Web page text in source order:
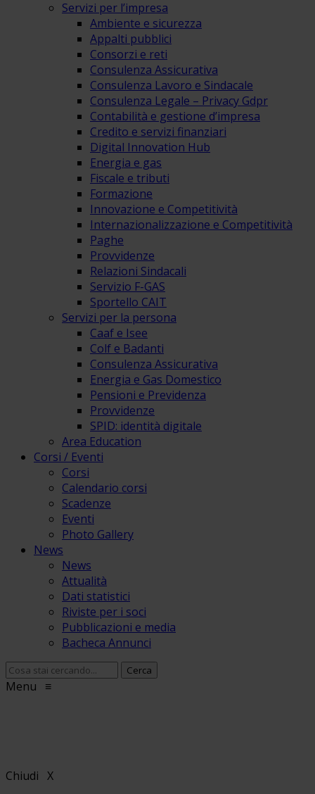
Servizi per l’impresa
Ambiente e sicurezza
Appalti pubblici
Consorzi e reti
Consulenza Assicurativa
Consulenza Lavoro e Sindacale
Consulenza Legale – Privacy Gdpr
Contabilità e gestione d’impresa
Credito e servizi finanziari
Digital Innovation Hub
Energia e gas
Fiscale e tributi
Formazione
Innovazione e Competitività
Internazionalizzazione e Competitività
Paghe
Provvidenze
Relazioni Sindacali
Servizio F-GAS
Sportello CAIT
Servizi per la persona
Caaf e Isee
Colf e Badanti
Consulenza Assicurativa
Energia e Gas Domestico
Pensioni e Previdenza
Provvidenze
SPID: identità digitale
Area Education
Corsi / Eventi
Corsi
Calendario corsi
Scadenze
Eventi
Photo Gallery
News
News
Attualità
Dati statistici
Riviste per i soci
Pubblicazioni e media
Bacheca Annunci
Menu ≡
Chiudi X